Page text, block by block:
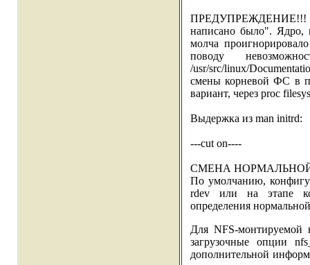
ПРЕДУПРЕЖДЕНИЕ!!!
написано было". Ядро,
молча
поводу
/usr/src/linux/
смены корневой ФС в
вариант, через proc
Выдержка из man initrd:
---cut on----
СМЕНА
По умолчанию,
rdev или на этапе
определения
Для NFS-монтируемой
загрузочные опции
дополнительной